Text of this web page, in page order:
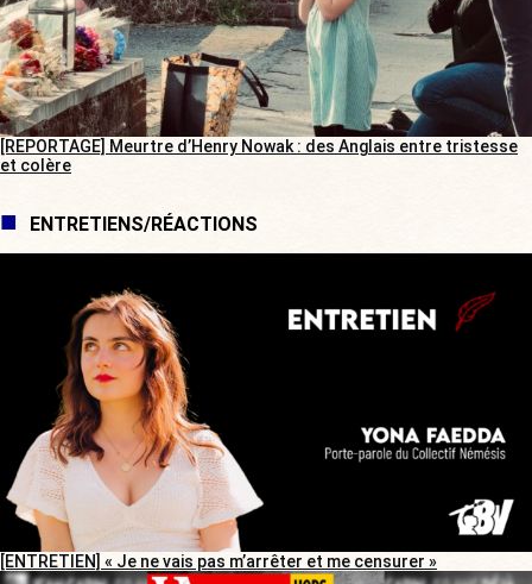
[REPORTAGE] Meurtre d’Henry Nowak : des Anglais entre tristesse
et colère
ENTRETIENS/RÉACTIONS
[ENTRETIEN] « Je ne vais pas m’arrêter et me censurer »